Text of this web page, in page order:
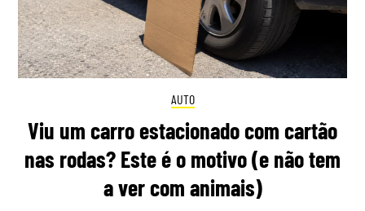
AUTO
Viu um carro estacionado com cartão
nas rodas? Este é o motivo (e não tem
a ver com animais)